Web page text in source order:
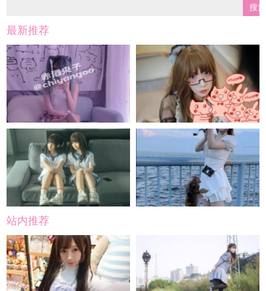
最新推荐
站内推荐